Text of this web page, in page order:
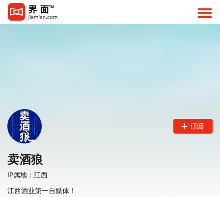
卖酒狼
IP属地：江西
江西酒业第一自媒体！